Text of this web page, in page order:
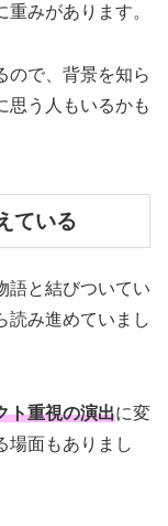
みがあります。
ので、背景を知ら
思う人もいるかも
ている
語と結びついてい
読み進めていまし
ト重視の演出に変
場面もありまし